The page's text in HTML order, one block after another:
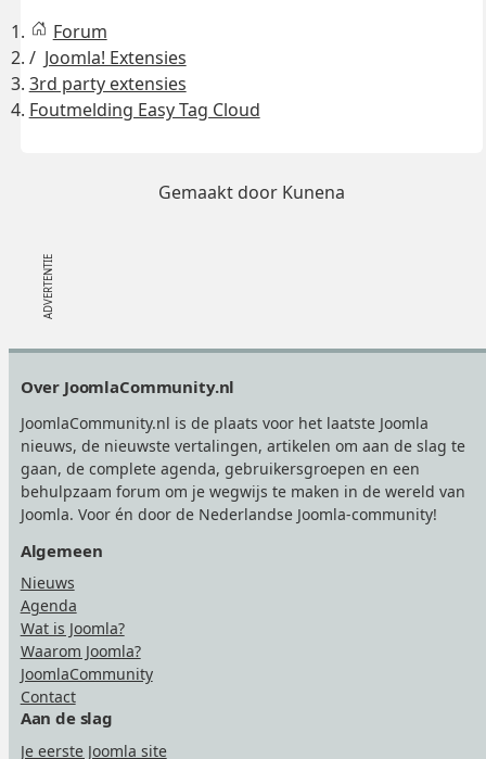
Forum
Joomla! Extensies
3rd party extensies
Foutmelding Easy Tag Cloud
Gemaakt door Kunena
Over JoomlaCommunity.nl
JoomlaCommunity.nl is de plaats voor het laatste Joomla
nieuws, de nieuwste vertalingen, artikelen om aan de slag te
gaan, de complete agenda, gebruikersgroepen en een
behulpzaam forum om je wegwijs te maken in de wereld van
Joomla. Voor én door de Nederlandse Joomla-community!
Algemeen
Nieuws
Agenda
Wat is Joomla?
Waarom Joomla?
JoomlaCommunity
Contact
Aan de slag
Je eerste Joomla site